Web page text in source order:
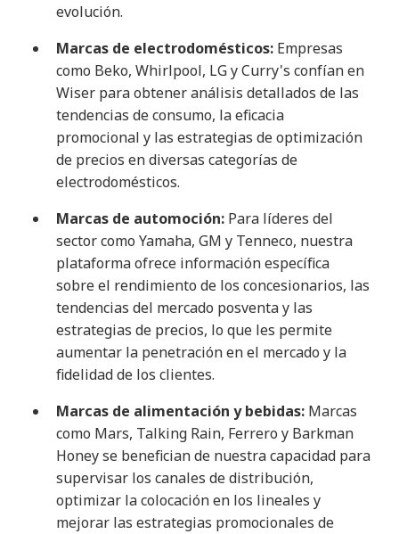
evolución.
Marcas de electrodomésticos: Empresas
como Beko, Whirlpool, LG y Curry's confían en
Wiser para obtener análisis detallados de las
tendencias de consumo, la eficacia
promocional y las estrategias de optimización
de precios en diversas categorías de
electrodomésticos.
Marcas de automoción: Para líderes del
sector como Yamaha, GM y Tenneco, nuestra
plataforma ofrece información específica
sobre el rendimiento de los concesionarios, las
tendencias del mercado posventa y las
estrategias de precios, lo que les permite
aumentar la penetración en el mercado y la
fidelidad de los clientes.
Marcas de alimentación y bebidas: Marcas
como Mars, Talking Rain, Ferrero y Barkman
Honey se benefician de nuestra capacidad para
supervisar los canales de distribución,
optimizar la colocación en los lineales y
mejorar las estrategias promocionales de